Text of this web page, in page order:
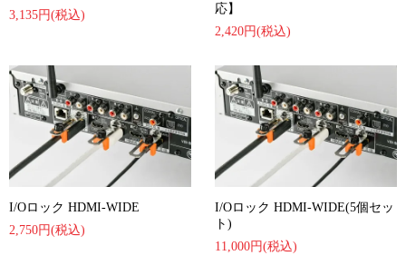
3,135円(税込)
応】
2,420円(税込)
I/Oロック HDMI-WIDE
2,750円(税込)
I/Oロック HDMI-WIDE(5個セッ
ト)
11,000円(税込)